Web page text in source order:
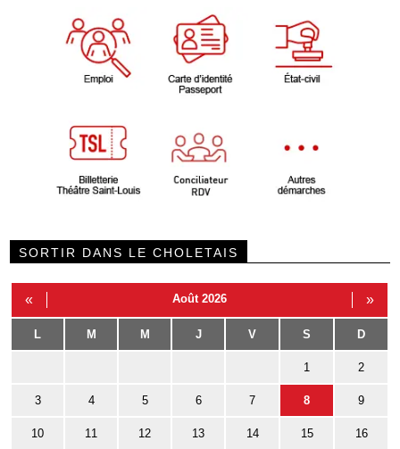
SORTIR DANS LE CHOLETAIS
« Août 2026 »
L M M J V S D
1 2
3 4 5 6 7 8 9
10 11 12 13 14 15 16